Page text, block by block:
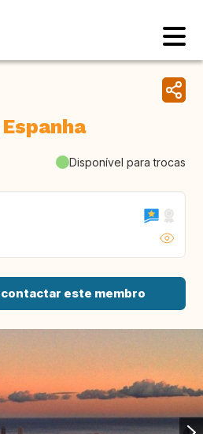
Disponível para trocas
contactar este membro